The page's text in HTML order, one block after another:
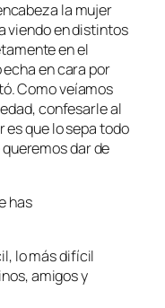
la mujer
viendo en distintos
en el
echa en cara por
Como veíamos
confesarle al
es que lo sepa todo
dar de
has
lo más difícil
amigos y